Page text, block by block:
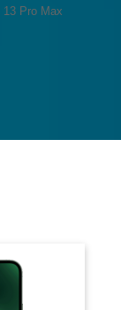
13 Pro Max